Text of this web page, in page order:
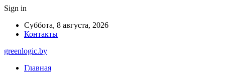
Sign in
Суббота, 8 августа, 2026
Контакты
greenlogic.by
Главная